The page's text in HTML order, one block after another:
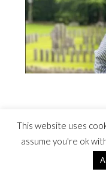
This website uses
assume you're ok